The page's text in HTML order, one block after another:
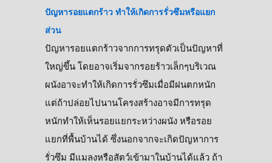
ปัญหารอยแตกร้าว ทำให้เกิดการรั่วซึมหรือแยก
ส่วน
ปัญหารอยแตกร้าวจากการทรุดตัวเป็นปัญหาที่
ใหญ่ขึ้น โดยอาจเริ่มจากรอยร้าวเล็กๆบริเวณ
ผนังอาจะทำให้เกิดการรั่วซึมเมื่อมีฝนตกหนัก
แต่ถ้าปล่อยไปนานโครงสร้างอาจมีการทรุด
หนักทำให้เห็นรอยแยกระหว่างผนัง หรือรอย
แยกที่พื้นบ้านได้ ซึ่งนอกจากจะเกิดปัญหาการ
รั่วซึม มีแมลงหรือสัตว์เข้ามาในบ้านได้แล้ว ถ้า